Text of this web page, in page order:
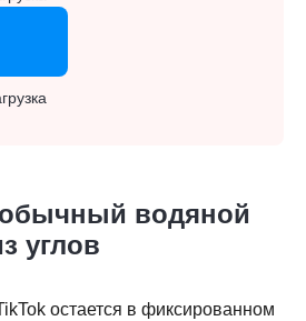
обычный водяной
углов
остается в фиксированном